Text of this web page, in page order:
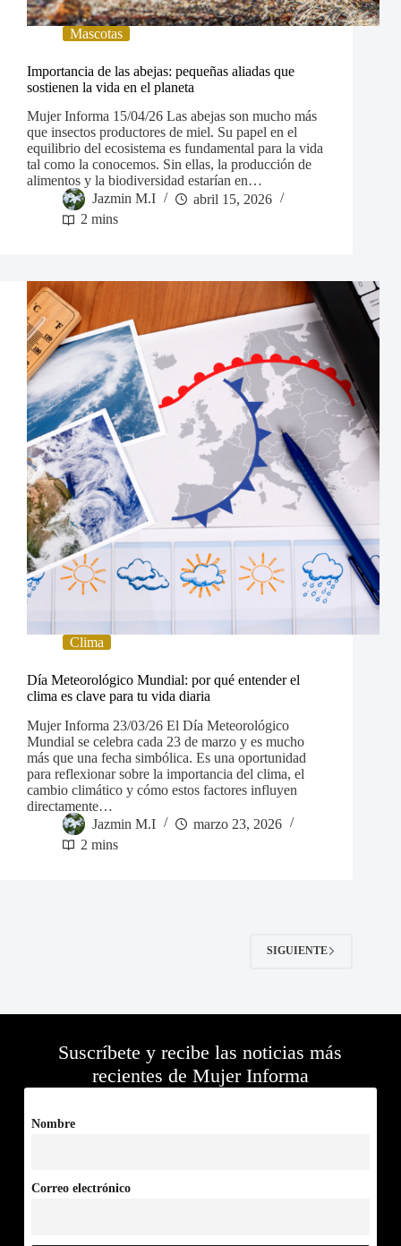
Mascotas
Importancia de las abejas: pequeñas aliadas que
sostienen la vida en el planeta
Mujer Informa 15/04/26 Las abejas son mucho más
que insectos productores de miel. Su papel en el
equilibrio del ecosistema es fundamental para la vida
tal como la conocemos. Sin ellas, la producción de
alimentos y la biodiversidad estarían en…
Jazmin M.I
abril 15, 2026
2 mins
Clima
Día Meteorológico Mundial: por qué entender el
clima es clave para tu vida diaria
Mujer Informa 23/03/26 El Día Meteorológico
Mundial se celebra cada 23 de marzo y es mucho
más que una fecha simbólica. Es una oportunidad
para reflexionar sobre la importancia del clima, el
cambio climático y cómo estos factores influyen
directamente…
Jazmin M.I
marzo 23, 2026
2 mins
SIGUIENTE
Suscríbete y recibe las noticias más
recientes de Mujer Informa
Nombre
Correo electrónico